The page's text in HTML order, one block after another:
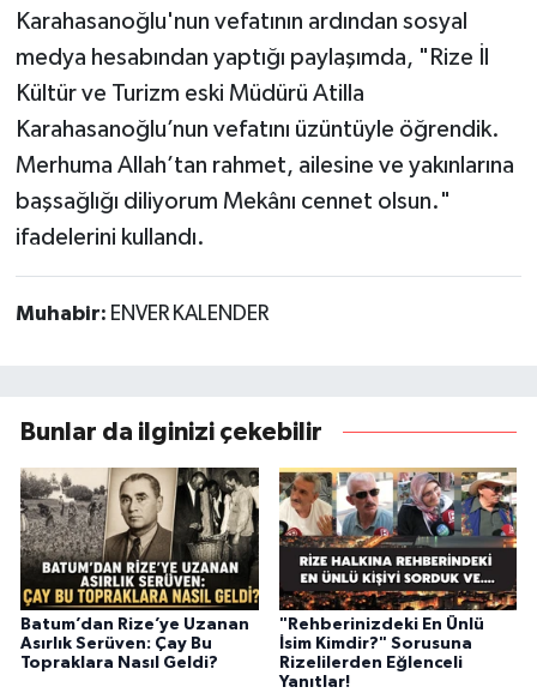
Karahasanoğlu'nun vefatının ardından sosyal
medya hesabından yaptığı paylaşımda, "Rize İl
Kültür ve Turizm eski Müdürü Atilla
Karahasanoğlu’nun vefatını üzüntüyle öğrendik.
Merhuma Allah’tan rahmet, ailesine ve yakınlarına
başsağlığı diliyorum Mekânı cennet olsun."
ifadelerini kullandı.
Muhabir: ENVER KALENDER
Bunlar da ilginizi çekebilir
Batum’dan Rize’ye Uzanan
Asırlık Serüven: Çay Bu
Topraklara Nasıl Geldi?
"Rehberinizdeki En Ünlü
İsim Kimdir?" Sorusuna
Rizelilerden Eğlenceli
Yanıtlar!